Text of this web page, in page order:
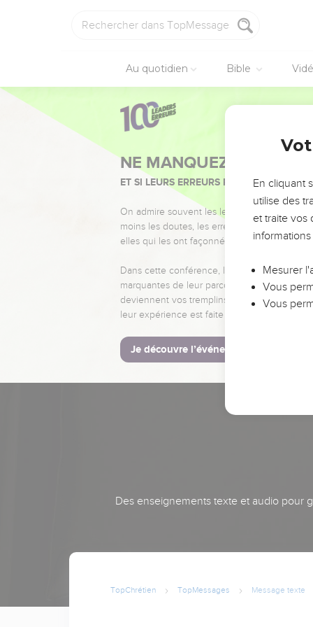
Au quotidien Bible
NE MANQUEZ PAS
ET SI LEURS ERREURS POUVAIENT VOUS
On admire souvent les leaders pour leurs
moins les doutes, les erreurs et les saisons
elles qui les ont façonnés.
Dans cette conférence, leaders,
marquantes de leur parcours et les clés
deviennent vos tremplins. Que vous
leur expérience est faite pour vous.
Je découvre l’événement
Des enseignements texte et audio pour
TopChrétien TopMessages Message texte
En cliquant
utilise des
et traite vos
Mesurer
Vous
Vous